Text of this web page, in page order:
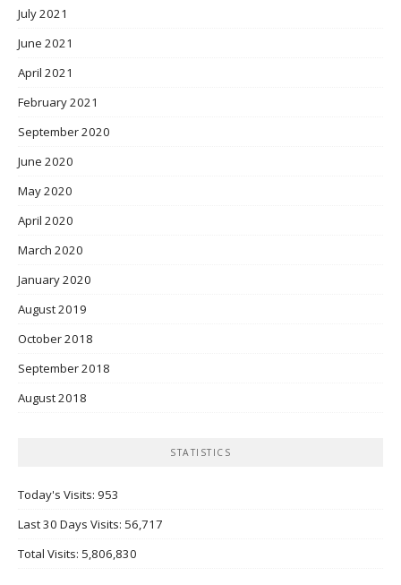
July 2021
June 2021
April 2021
February 2021
September 2020
June 2020
May 2020
April 2020
March 2020
January 2020
August 2019
October 2018
September 2018
August 2018
STATISTICS
Today's Visits: 953
Last 30 Days Visits: 56,717
Total Visits: 5,806,830